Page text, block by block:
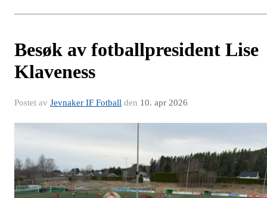
Besøk av fotballpresident Lise
Klaveness
Postet av Jevnaker IF Fotball den 10. apr 2026